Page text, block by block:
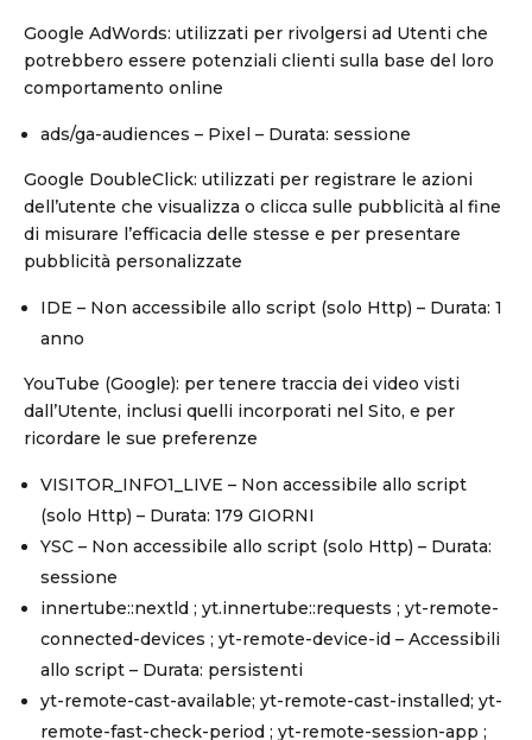
Google AdWords: utilizzati per rivolgersi ad Utenti che
potrebbero essere potenziali clienti sulla base del loro
comportamento online
ads/ga-audiences – Pixel – Durata: sessione
Google DoubleClick: utilizzati per registrare le azioni
dell’utente che visualizza o clicca sulle pubblicità al fine
di misurare l’efficacia delle stesse e per presentare
pubblicità personalizzate
IDE – Non accessibile allo script (solo Http) – Durata: 1
anno
YouTube (Google): per tenere traccia dei video visti
dall’Utente, inclusi quelli incorporati nel Sito, e per
ricordare le sue preferenze
VISITOR_INFO1_LIVE – Non accessibile allo script
(solo Http) – Durata: 179 GIORNI
YSC – Non accessibile allo script (solo Http) – Durata:
sessione
innertube::nextld ; yt.innertube::requests ; yt-remote-
connected-devices ; yt-remote-device-id – Accessibili
allo script – Durata: persistenti
yt-remote-cast-available; yt-remote-cast-installed; yt-
remote-fast-check-period ; yt-remote-session-app ;